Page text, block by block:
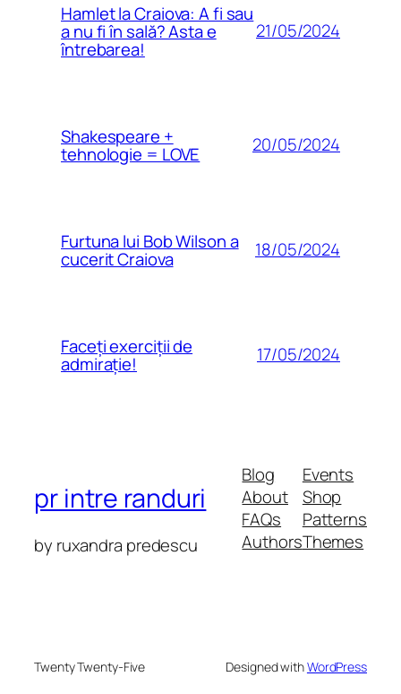
Hamlet la Craiova: A fi sau
a nu fi în sală? Asta e
întrebarea!
21/05/2024
Shakespeare +
tehnologie = LOVE 20/05/2024
Furtuna lui Bob Wilson a
cucerit Craiova 18/05/2024
Faceți exerciții de
admirație! 17/05/2024
pr intre randuri
by ruxandra predescu
Blog
About
FAQs
Authors
Events
Shop
Patterns
Themes
Twenty Twenty-Five Designed withWordPress